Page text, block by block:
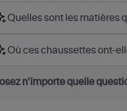
Quelles sont les matières
Où ces chaussettes ont-